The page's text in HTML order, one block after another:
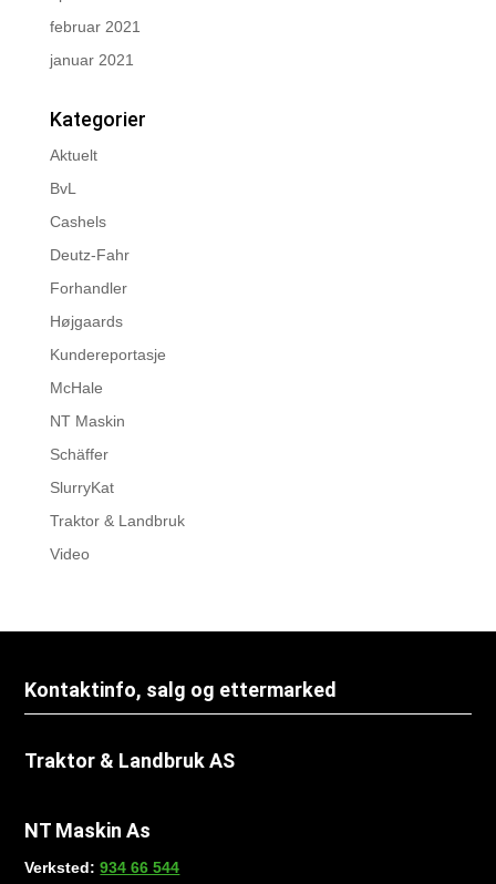
februar 2021
januar 2021
Kategorier
Aktuelt
BvL
Cashels
Deutz-Fahr
Forhandler
Højgaards
Kundereportasje
McHale
NT Maskin
Schäffer
SlurryKat
Traktor & Landbruk
Video
Kontaktinfo, salg og ettermarked
Traktor & Landbruk AS
NT Maskin As
Verksted:934 66 544